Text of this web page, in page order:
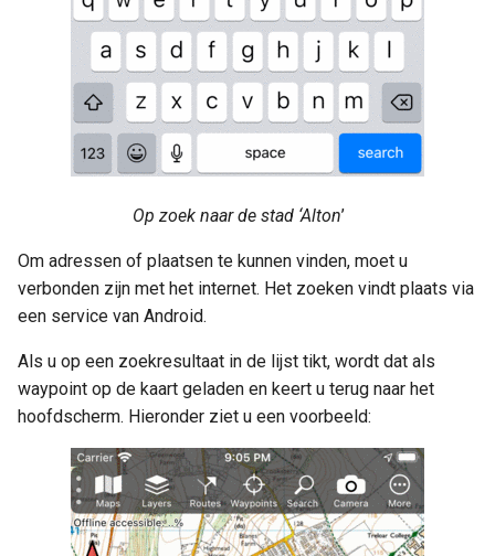
Op zoek naar de stad ‘Alton’
Om adressen of plaatsen te kunnen vinden, moet u
verbonden zijn met het internet. Het zoeken vindt plaats via
een service van Android.
Als u op een zoekresultaat in de lijst tikt, wordt dat als
waypoint op de kaart geladen en keert u terug naar het
hoofdscherm. Hieronder ziet u een voorbeeld: